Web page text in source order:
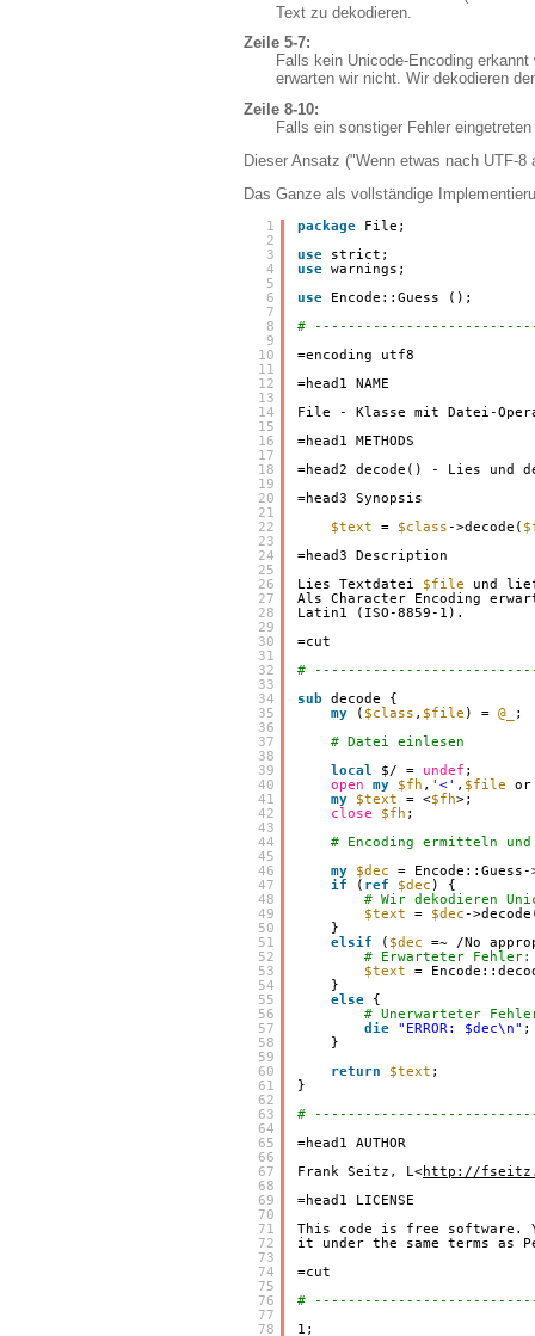
Text zu dekodieren.
Zeile 5-7:
Falls kein Unicode-Encoding
erwarten wir nicht. Wir dekodieren
Zeile 8-10:
Falls ein sonstiger Fehler
Dieser Ansatz ("Wenn etwas nach UTF-
Das Ganze als vollständige
1
2
3
4
5
6
7
8
9
10
11
12
13
14
15
16
17
18
19
20
21
22
23
24
25
26
27
28
29
30
31
32
33
34
35
36
37
38
39
40
41
42
43
44
45
46
47
48
49
50
51
52
53
54
55
56
57
58
59
60
61
62
63
64
65
66
67
68
69
70
71
72
73
74
75
76
77
78
package
File;
use
strict;
use warnings;
use
Encode::Guess ();
#
=encoding utf8
=head1 NAME
File - Klasse mit Datei-
=head1 METHODS
=head2 decode() - Lies und
=head3 Synopsis
$text
= $class->decode(
=head3 Description
Lies Textdatei $file
und
Als Character Encoding
Latin1 (ISO-8859-1).
=cut
#
sub
decode {
my
( $class , $file ) = @_
;
# Datei einlesen
local
$/ = undef ;
open
my $fh , '<' , $file
my
$text = <$fh>;
close
$fh ;
# Encoding ermitteln
my
$dec
= Encode::Guess-
if
( ref $dec ) {
# Wir dekodieren
$text
= $dec-
}
elsif
( $dec
=~ /No
# Erwarteter Fehler:
$text
=
}
else
{
# Unerwarteter
die
"ERROR: $dec\n" ;
}
return
$text ;
}
#
=head1 AUTHOR
Frank Seitz, L<http://
=head1 LICENSE
This code is free software.
it under the same terms
=cut
#
1;